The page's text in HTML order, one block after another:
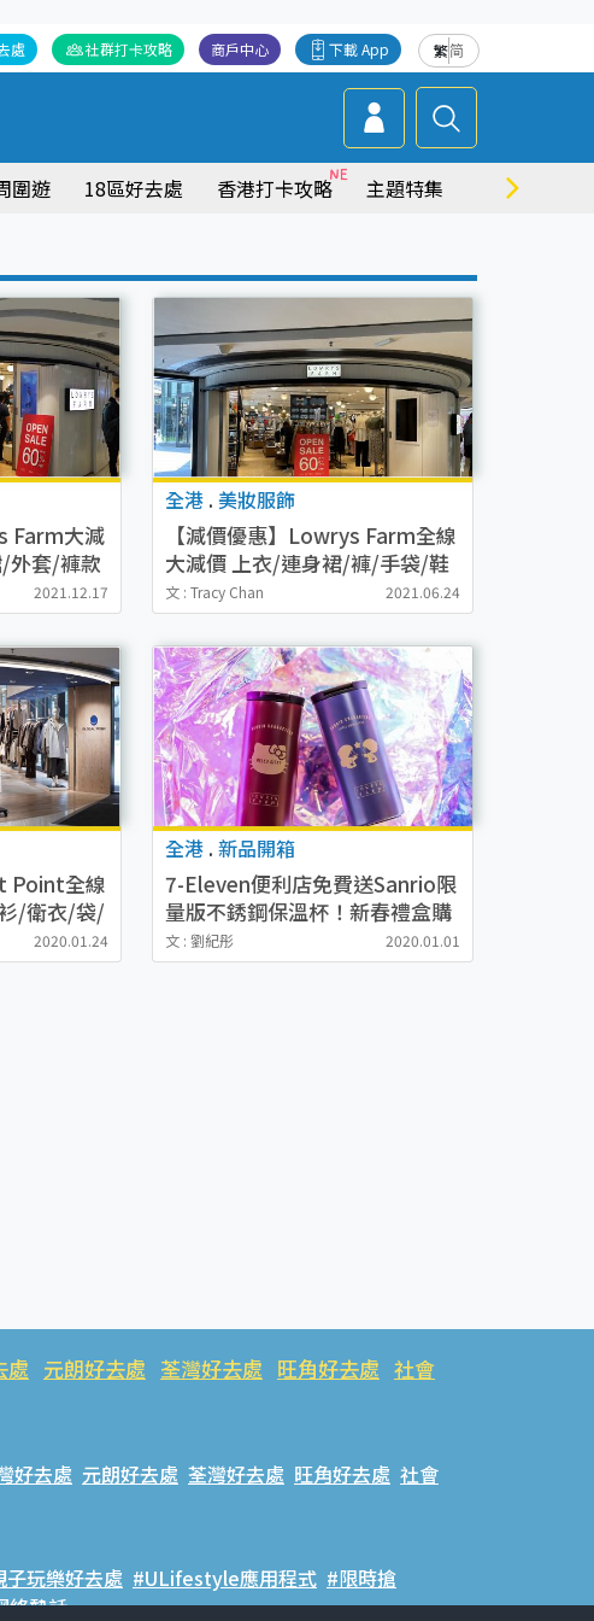
繁简
下載 App
商戶中心
社群打卡攻略
處
圍遊 18區好去處 香港打卡攻略 主題特集 商場情報
Farm大減
外套/褲款
2021.12.17
全港 .美妝服飾
【減價優惠】Lowrys Farm全線
大減價 上衣/連身裙/褲/手袋/鞋
低至4折
文 : Tracy Chan 2021.06.24
Point全線
/衛衣/袋/
2020.01.24
全港 .新品開箱
7-Eleven便利店免費送Sanrio限
量版不銹鋼保溫杯！新春禮盒購
物優惠登場
文 : 劉紀彤 2020.01.01
處 元朗好去處 荃灣好去處 旺角好去處 社會
好去處 元朗好去處 荃灣好去處 旺角好去處 社會
子玩樂好去處 #ULifestyle應用程式 #限時搶
絡熱話